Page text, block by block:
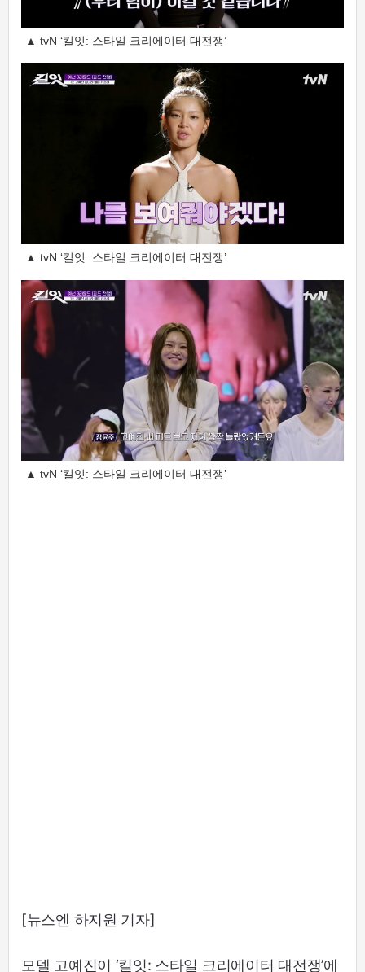
▲ tvN ‘킬잇: 스타일 크리에이터 대전쟁’
▲ tvN ‘킬잇: 스타일 크리에이터 대전쟁’
▲ tvN ‘킬잇: 스타일 크리에이터 대전쟁’
[뉴스엔 하지원 기자]
모델 고예진이 ‘킬잇: 스타일 크리에이터 대전쟁’에